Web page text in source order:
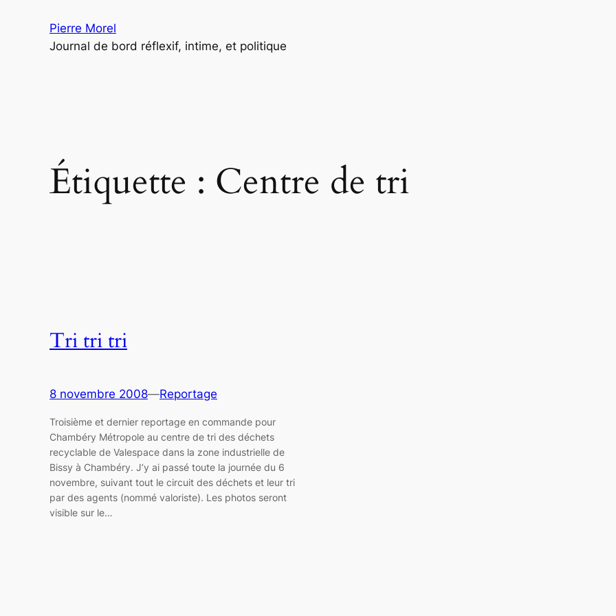
Pierre Morel
Journal de bord réflexif, intime, et politique
Étiquette : Centre de tri
Tri tri tri
8 novembre 2008—Reportage
Troisième et dernier reportage en commande pour
Chambéry Métropole au centre de tri des déchets
recyclable de Valespace dans la zone industrielle de
Bissy à Chambéry. J’y ai passé toute la journée du 6
novembre, suivant tout le circuit des déchets et leur tri
par des agents (nommé valoriste). Les photos seront
visible sur le…